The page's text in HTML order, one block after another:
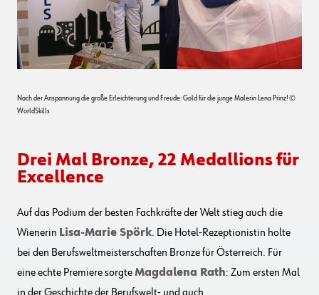
Nach der Anspannung die große Erleichterung und Freude: Gold für die junge Malerin Lena Prinz! ©
WorldSkills
Drei Mal Bronze, 22 Medallions für
Excellence
Auf das Podium der besten Fachkräfte der Welt stieg auch die
Wienerin Lisa-Marie Spörk. Die Hotel-Rezeptionistin holte
bei den Berufsweltmeisterschaften Bronze für Österreich. Für
eine echte Premiere sorgteMagdalena Rath: Zum ersten Mal
in der Geschichte der Berufswelt- und auch